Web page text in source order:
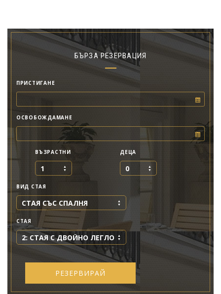
БЪРЗА РЕЗЕРВАЦИЯ
ПРИСТИГАНЕ
ОСВОБОЖДАМАНЕ
ВЪЗРАСТНИ
1
ДЕЦА
0
ВИД СТАЯ
СТАЯ СЪС СПАЛНЯ
СТАЯ
2: СТАЯ С ДВОЙНО ЛЕГЛО
РЕЗЕРВИРАЙ